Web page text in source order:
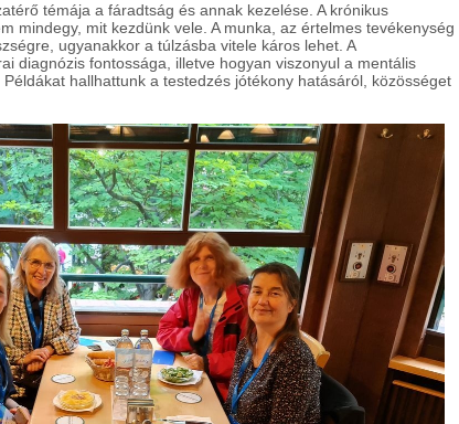
témája a fáradtság és annak kezelése. A krónikus
mindegy, mit kezdünk vele. A munka, az értelmes tevékenység
ugyanakkor a túlzásba vitele káros lehet. A
diagnózis fontossága, illetve hogyan viszonyul a mentális
hallhattunk a testedzés jótékony hatásáról, közösséget